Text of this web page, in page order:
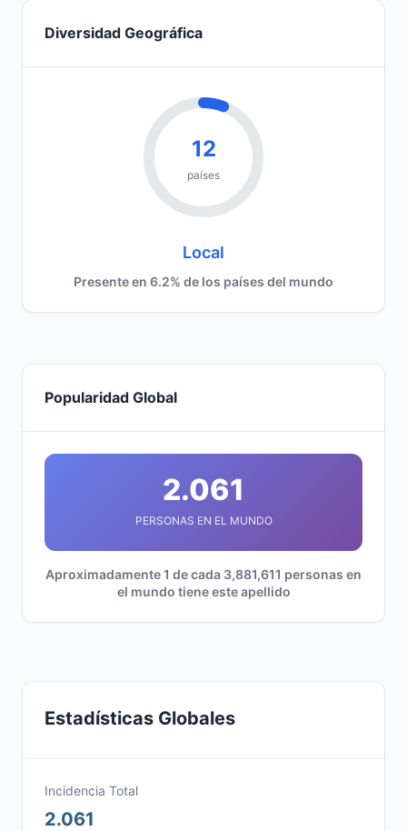
Diversidad Geográfica
12
países
Local
Presente en 6.2% de los países del mundo
Popularidad Global
2.061
PERSONAS EN EL MUNDO
Aproximadamente 1 de cada 3,881,611 personas en
el mundo tiene este apellido
Estadísticas Globales
Incidencia Total
2.061